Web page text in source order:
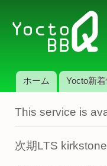
メインメニュー
ホーム Yocto新
This service is
次期LTS